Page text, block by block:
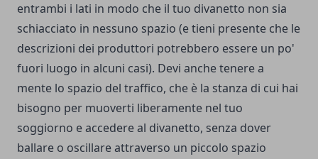
entrambi i lati in modo che il tuo divanetto non sia
schiacciato in nessuno spazio (e tieni presente che le
descrizioni dei produttori potrebbero essere un po'
fuori luogo in alcuni casi). Devi anche tenere a
mente lo spazio del traffico, che è la stanza di cui hai
bisogno per muoverti liberamente nel tuo
soggiorno e accedere al divanetto, senza dover
ballare o oscillare attraverso un piccolo spazio